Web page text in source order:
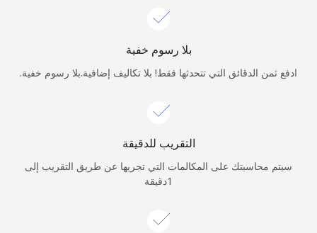
نسيت كلمة المرور →
الدخول
أو
متابعة باستخدام
بلا رسوم خفية
ادفع ثمن الدقائق التي تتحدثها فقط! بلا تكاليف إضافية.بلا رسوم خفية.
التقريب للدقيقة
سيتم محاسبتك على المكالمات التي تجريها عن طريق التقريب إلى
1دقيقة